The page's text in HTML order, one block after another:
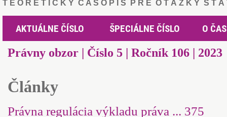
T E O R E T I C K Ý Č A S O P I S P R E O T Á Z K Y Š T
AKTUÁLNE ČÍSLO ŠPECIÁLNE ČÍSLO O
Právny obzor | Číslo 5 | Ročník 106 | 2023
Články
Právna regulácia výkladu práva ... 375